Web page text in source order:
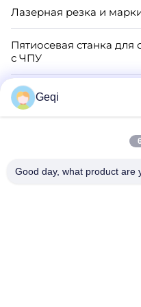
Лазерная резка и
Пятиосевая станка
с ЧПУ
Общий шлифовальный
Geqi
Good day, what product are